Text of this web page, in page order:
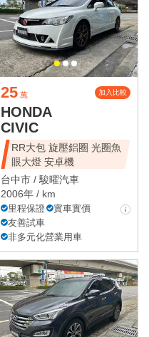
25 萬 加入比較
HONDA
CIVIC
RR大包 旋壓鋁圈 光圈魚
眼大燈 安卓機
台中市 / 駿曜汽車
2006年 / km
里程保證
實車實價
友善試車
非多元化營業用車